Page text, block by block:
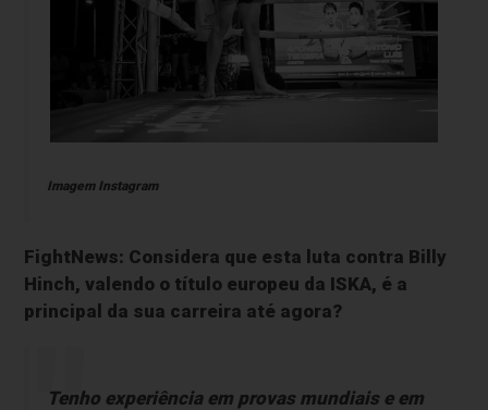
Imagem Instagram
FightNews: Considera que esta luta contra Billy
Hinch, valendo o título europeu da ISKA, é a
principal da sua carreira até agora?
Tenho experiência em provas mundiais e em